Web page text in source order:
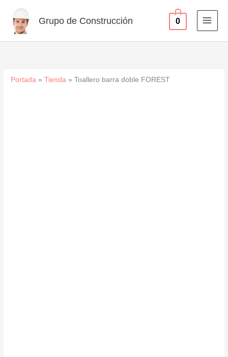
contenido
Grupo de Construcción 0
Portada »Tienda »Toallero barra doble FOREST